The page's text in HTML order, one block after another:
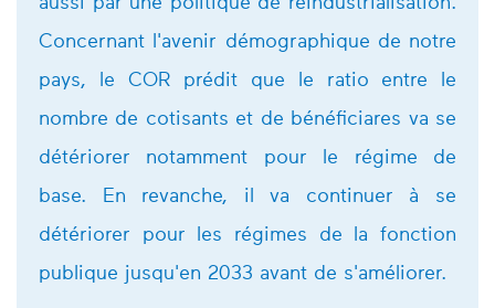
Concernant l'avenir démographique de notre
pays, le COR prédit que le ratio entre le
nombre de cotisants et de bénéficiares va se
détériorer notamment pour le régime de
base. En revanche, il va continuer à se
détériorer pour les régimes de la fonction
publique jusqu'en 2033 avant de s'améliorer.